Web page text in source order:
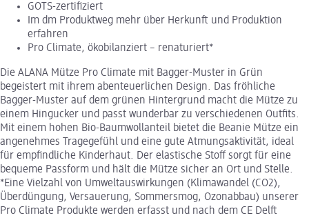
GOTS-zertifiziert
Im dm Produktweg mehr über Herkunft und Produktion
erfahren
Pro Climate, ökobilanziert – renaturiert*
Die ALANA Mütze Pro Climate mit Bagger-Muster in Grün
begeistert mit ihrem abenteuerlichen Design. Das fröhliche
Bagger-Muster auf dem grünen Hintergrund macht die Mütze zu
einem Hingucker und passt wunderbar zu verschiedenen Outfits.
Mit einem hohen Bio-Baumwollanteil bietet die Beanie Mütze ein
angenehmes Tragegefühl und eine gute Atmungsaktivität, ideal
für empfindliche Kinderhaut. Der elastische Stoff sorgt für eine
bequeme Passform und hält die Mütze sicher an Ort und Stelle.
*Eine Vielzahl von Umweltauswirkungen (Klimawandel (CO2),
Überdüngung, Versauerung, Sommersmog, Ozonabbau) unserer
Pro Climate Produkte werden erfasst und nach dem CE Delft